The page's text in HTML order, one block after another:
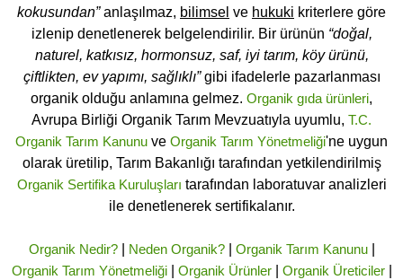
kokusundan”anlaşılmaz, bilimsel ve hukuki kriterlere göre
izlenip denetlenerek belgelendirilir. Bir ürünün “doğal,
naturel, katkısız, hormonsuz, saf, iyi tarım, köy ürünü,
çiftlikten, ev yapımı, sağlıklı”gibi ifadelerle pazarlanması
organik olduğu anlamına gelmez. Organik gıda ürünleri,
Avrupa Birliği Organik Tarım Mevzuatıyla uyumlu, T.C.
Organik Tarım Kanunu ve Organik Tarım Yönetmeliği'ne uygun
olarak üretilip, Tarım Bakanlığı tarafından yetkilendirilmiş
Organik Sertifika Kuruluşları tarafından laboratuvar analizleri
ile denetlenerek sertifikalanır.
Organik Nedir?| Neden Organik?| Organik Tarım Kanunu|
Organik Tarım Yönetmeliği| Organik Ürünler| Organik Üreticiler|